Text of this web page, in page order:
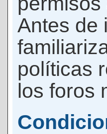
Antes de
políticas
los foros